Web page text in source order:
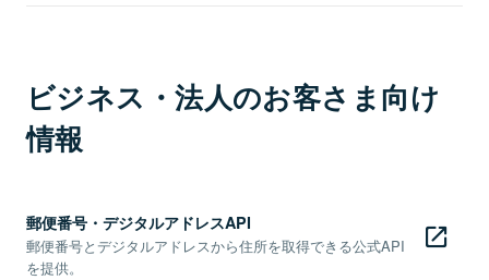
ビジネス・法人のお客さま向け
情報
郵便番号・デジタルアドレスAPI
郵便番号とデジタルアドレスから住所を取得できる公式API
を提供。